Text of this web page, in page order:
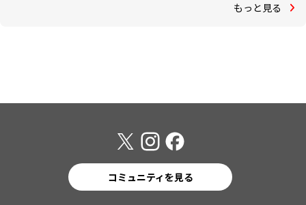
もっと見る
コミュニティを見る